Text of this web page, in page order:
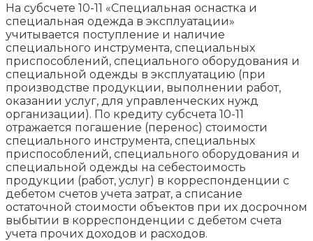
На субсчете 10-11 «Специальная оснастка и
специальная одежда в эксплуатации»
учитывается поступление и наличие
специального инструмента, специальных
приспособлений, специального оборудования и
специальной одежды в эксплуатацию (при
производстве продукции, выполнении работ,
оказании услуг, для управленческих нужд
организации). По кредиту субсчета 10-11
отражается погашение (перенос) стоимости
специального инструмента, специальных
приспособлений, специального оборудования и
специальной одежды на себестоимость
продукции (работ, услуг) в корреспонденции с
дебетом счетов учета затрат, а списание
остаточной стоимости объектов при их досрочном
выбытии в корреспонденции с дебетом счета
учета прочих доходов и расходов.